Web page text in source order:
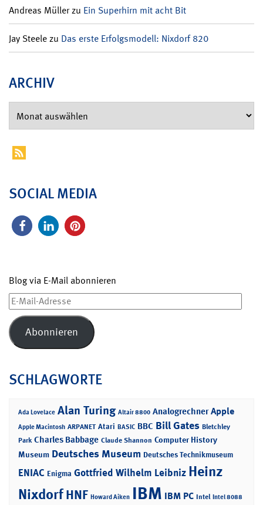
Andreas Müllerzu Ein Superhirn mit acht Bit
Jay Steelezu Das erste Erfolgsmodell: Nixdorf 820
ARCHIV
SOCIAL MEDIA
Blog via E-Mail abonnieren
E-
Mail-
Adresse
Abonnieren
SCHLAGWORTE
Ada Lovelace Alan Turing Altair 8800 Analogrechner Apple
Apple Macintosh ARPANET Atari BASIC BBC Bill Gates Bletchley
Park Charles Babbage Claude Shannon Computer History
Museum Deutsches Museum Deutsches Technikmuseum
ENIAC Enigma Gottfried Wilhelm Leibniz Heinz
NixdorfHNF Howard Aiken IBM IBM PC Intel Intel 8088